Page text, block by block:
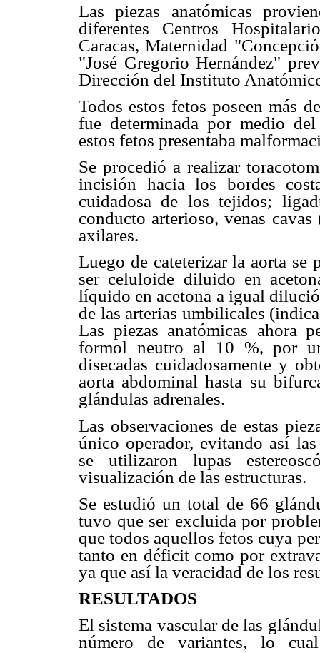
Las piezas anatómicas
diferentes Centros
Caracas, Maternidad
"José Gregorio Hernández"
Dirección del Instituto
Todos estos fetos poseen más
fue determinada por medio
estos fetos presentaba
Se procedió a realizar
incisión hacia los bordes
cuidadosa de los tejidos;
conducto arterioso, venas
axilares.
Luego de cateterizar la aorta
ser celuloide diluido en
líquido en acetona a igual
de las arterias umbilicales
Las piezas anatómicas ahora
formol neutro al 10 %, por
disecadas cuidadosamente y
aorta abdominal hasta su
glándulas adrenales.
Las observaciones de estas
único operador, evitando así
se utilizaron lupas
visualización de las estructuras.
Se estudió un total de 66
tuvo que ser excluida por
que todos aquellos fetos cuya
tanto en déficit como por
ya que así la veracidad de los
RESULTADOS
El sistema vascular de las
número de variantes, lo